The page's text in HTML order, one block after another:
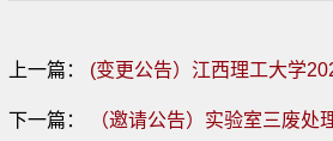
上一篇： (变更公告）江西理工大学
下一篇： （邀请公告）实验室三废处